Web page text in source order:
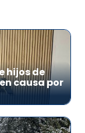
hijos de
causa por